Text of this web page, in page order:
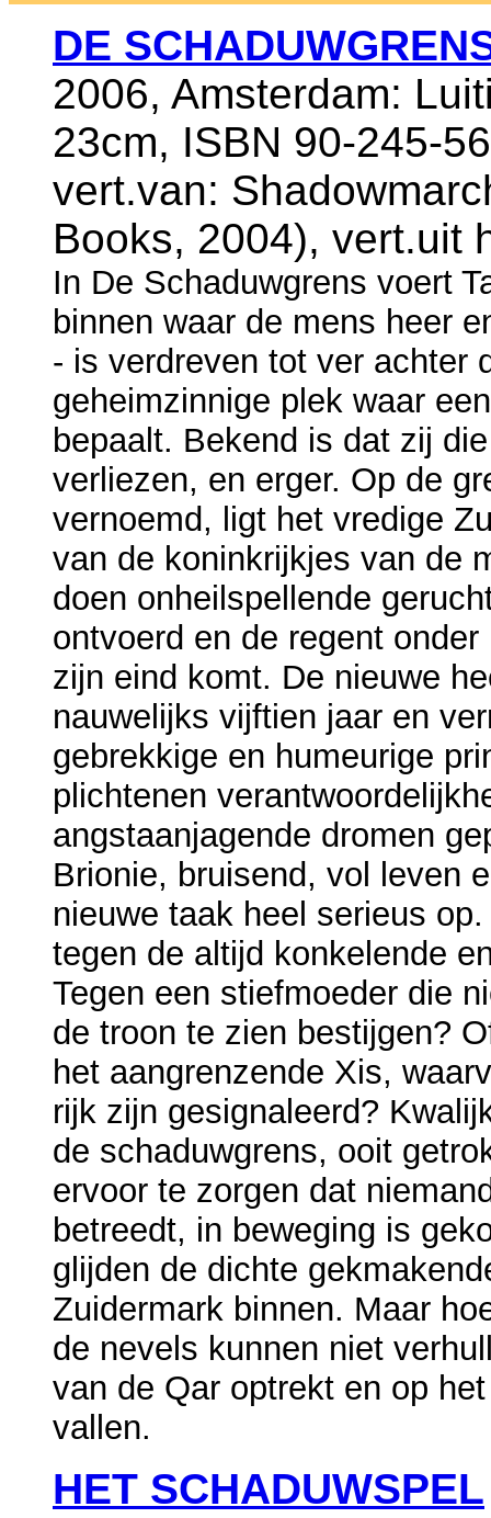
DE
2006, Amsterdam:
23cm, ISBN 90-245-
vert.van:
Books, 2004), vert.uit
In De Schaduwgrens voert
binnen waar de mens heer
- is verdreven tot ver achter
geheimzinnige plek waar
bepaalt. Bekend is dat zij
verliezen, en erger. Op de
vernoemd, ligt het vredige
van de koninkrijkjes van de
doen onheilspellende
ontvoerd en de regent
zijn eind komt. De nieuwe
nauwelijks vijftien jaar en
gebrekkige en humeurige
plichtenen
angstaanjagende dromen
Brionie, bruisend, vol leven
nieuwe taak heel serieus
tegen de altijd konkelende
Tegen een stiefmoeder die
de troon te zien bestijgen?
het aangrenzende Xis,
rijk zijn gesignaleerd?
de schaduwgrens, ooit
ervoor te zorgen dat
betreedt, in beweging is
glijden de dichte
Zuidermark binnen. Maar
de nevels kunnen niet
van de Qar optrekt en op
vallen.
HET SCHADUWSPEL